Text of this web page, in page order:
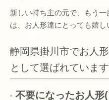
新しい持ち主の元で、もう
は、お人形達にとっても嬉し
静岡県掛川市でお人
として選ばれています
不要になったお人形